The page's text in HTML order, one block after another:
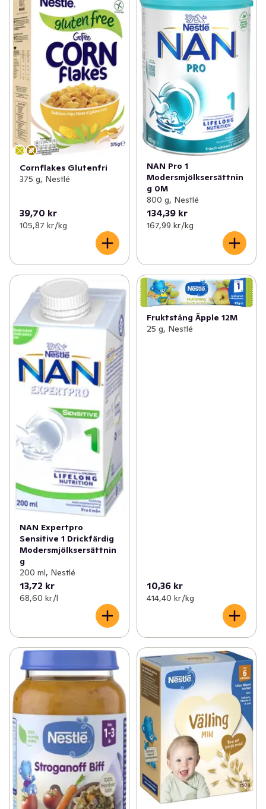
Cornflakes Glutenfri
375 g, Nestlé
39,70 kr
105,87 kr /kg
NAN Pro 1
Modersmjölksersättnin
g 0M
800 g, Nestlé
134,39 kr
167,99 kr /kg
NAN Expertpro
Sensitive 1 Drickfärdig
Modersmjölksersättnin
g
200 ml, Nestlé
13,72 kr
68,60 kr /l
Fruktstång Äpple 12M
25 g, Nestlé
10,36 kr
414,40 kr /kg